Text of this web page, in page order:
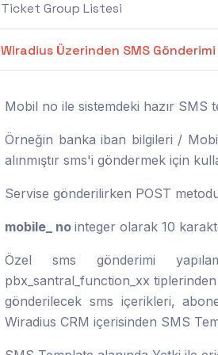
Ticket Group Listesi
Wiradius Üzerinden SMS
Mobil no ile sistemdeki hazır SMS
Örneğin banka iban bilgileri /
alınmıştır sms'i göndermek için
Servise gönderilirken POST
mobile_ no integer olarak 10
Özel sms gönderimi
pbx_santral_function_xx
gönderilecek sms içerikleri,
Wiradius CRM içerisinden SMS